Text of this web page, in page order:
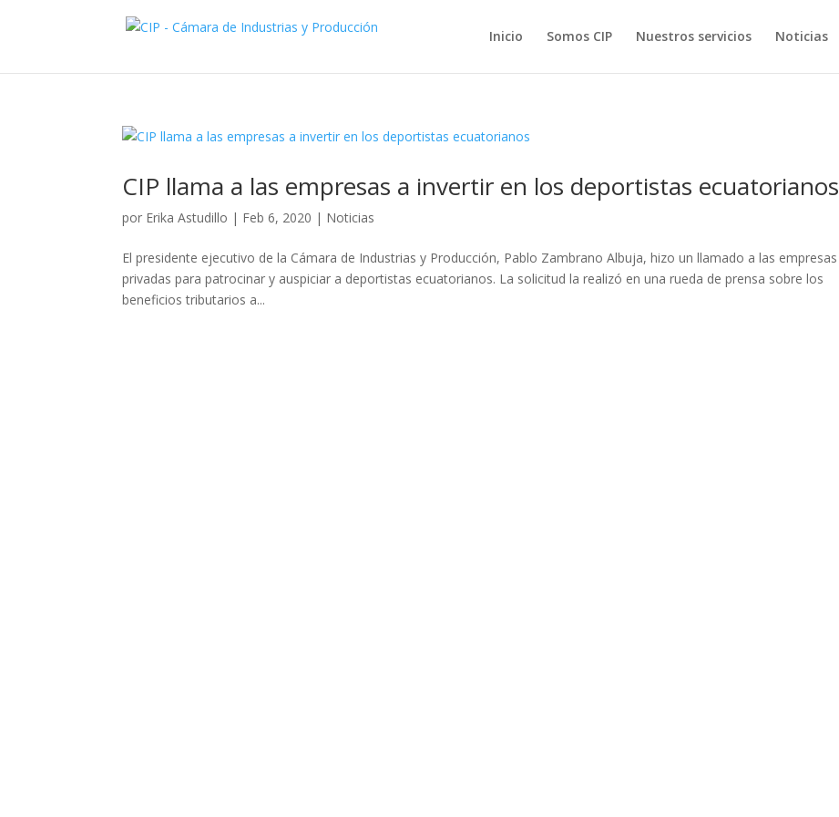
Inicio Somos CIP Nuestros servicios Noticias
CIP llama a las empresas a invertir en los deportistas ecuatorianos
por Erika Astudillo | Feb 6, 2020 | Noticias
El presidente ejecutivo de la Cámara de Industrias y Producción, Pablo Zambrano Albuja, hizo un llamado a las empresas
privadas para patrocinar y auspiciar a deportistas ecuatorianos. La solicitud la realizó en una rueda de prensa sobre los
beneficios tributarios a...